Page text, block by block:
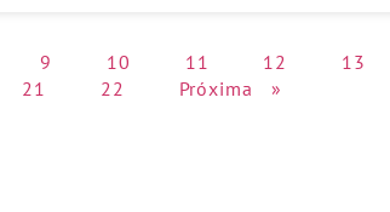
9 10 11 12 13
21 22 Próxima »